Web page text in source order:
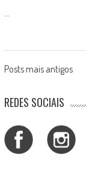
...
Posts
navigation
Posts mais antigos
REDES SOCIAIS